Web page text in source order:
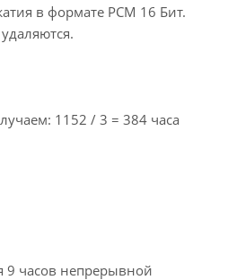
в формате РСМ 16 Бит.
1152 / 3 = 384 часа
9 часов непрерывной